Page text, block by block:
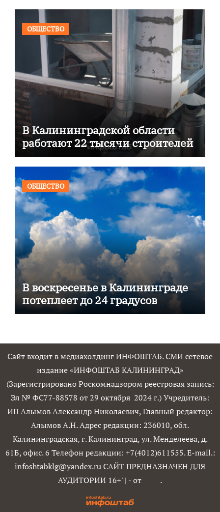
ОБЩЕСТВО
В Калининградской области
работают 22 тысячи строителей
ОБЩЕСТВО
В воскресенье в Калининграде
потеплеет до 24 градусов
Сайт входит в медиахолдинг ИНФОШТАБ. СМИ сетевое
издание «ИНФОШТАБ КАЛИНИНГРАД»
(Зарегистрировано Роскомнадзором реестровая запись:
Эл № ФС77-88578 от 29 октября 2024 г.) Учредитель:
ИП Алымов Александр Николаевич, Главный редактор:
Алымов А.Н. Адрес редакции: 236010, обл.
Калининградская, г. Калининград, ул. Менделеева, д.
61Б, офис. 6 Телефон редакции: +7(4012)611555. E-mail.:
infoshtabklg@yandex.ru САЙТ ПРЕДНАЗНАЧЕН ДЛЯ
АУДИТОРИИ 16+' | - от .